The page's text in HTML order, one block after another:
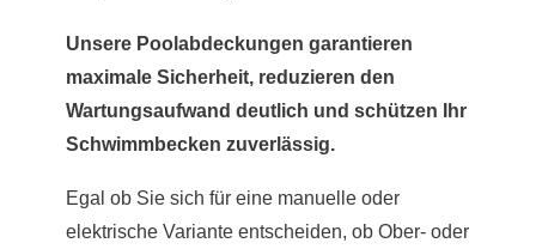
Unsere Poolabdeckungen garantieren
maximale Sicherheit, reduzieren den
Wartungsaufwand deutlich und schützen Ihr
Schwimmbecken zuverlässig.
Egal ob Sie sich für eine manuelle oder
elektrische Variante entscheiden, ob Ober- oder